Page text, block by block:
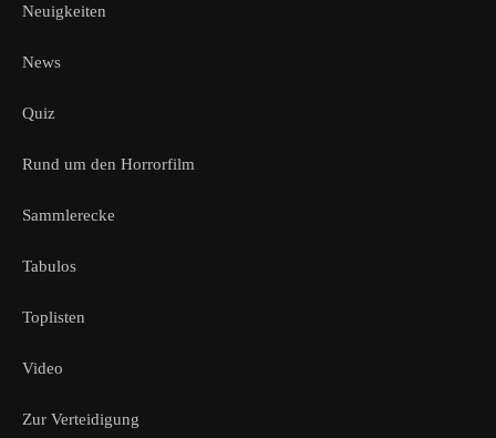
Neuigkeiten
News
Quiz
Rund um den Horrorfilm
Sammlerecke
Tabulos
Toplisten
Video
Zur Verteidigung